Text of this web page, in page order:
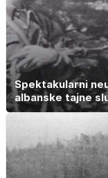
Spektakularni
albanske tajne